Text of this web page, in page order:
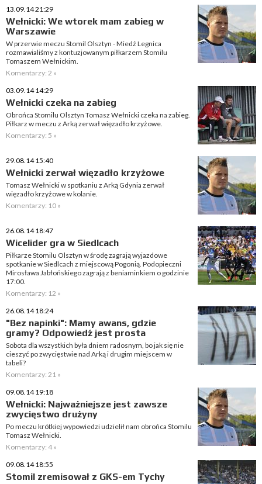
13.09.14 21:29
Wełnicki: We wtorek mam zabieg w
Warszawie
W przerwie meczu Stomil Olsztyn - Miedź Legnica
rozmawialiśmy z kontuzjowanym piłkarzem Stomilu
Tomaszem Wełnickim.
Komentarzy: 2 »
03.09.14 14:29
Wełnicki czeka na zabieg
Obrońca Stomilu Olsztyn Tomasz Wełnicki czeka na zabieg.
Piłkarz w meczu z Arką zerwał więzadło krzyżowe.
Komentarzy: 5 »
29.08.14 15:40
Wełnicki zerwał więzadło krzyżowe
Tomasz Wełnicki w spotkaniu z Arką Gdynia zerwał
więzadło krzyżowe w kolanie.
Komentarzy: 10 »
26.08.14 18:47
Wicelider gra w Siedlcach
Piłkarze Stomilu Olsztyn w środę zagrają wyjazdowe
spotkanie w Siedlcach z miejscową Pogonią. Podopieczni
Mirosława Jabłońskiego zagrają z beniaminkiem o godzinie
17:00.
Komentarzy: 12 »
26.08.14 18:24
"Bez napinki": Mamy awans, gdzie
gramy? Odpowiedź jest prosta
Sobota dla wszystkich była dniem radosnym, bo jak się nie
cieszyć po zwycięstwie nad Arką i drugim miejscem w
tabeli?
Komentarzy: 21 »
09.08.14 19:18
Wełnicki: Najważniejsze jest zawsze
zwycięstwo drużyny
Po meczu krótkiej wypowiedzi udzielił nam obrońca Stomilu
Tomasz Wełnicki.
Komentarzy: 4 »
09.08.14 18:55
Stomil zremisował z GKS-em Tychy